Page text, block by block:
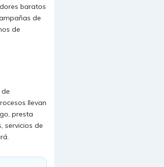
baratos
de
de
llevan
presta
servicios de